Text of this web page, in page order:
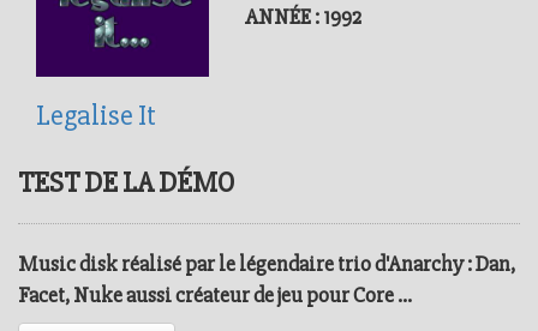
Legalise It
ANNÉE :1992
TEST DE LA DÉMO
Music disk réalisé par le légendaire trio d'Anarchy: Dan,
Facet, Nuke aussi créateur de jeu pourCore ...